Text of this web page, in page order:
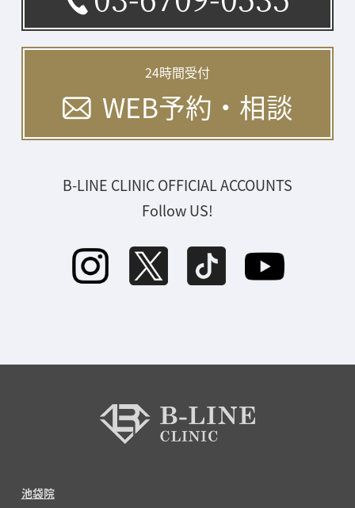
24時間受付
WEB予約・相談
B-LINE CLINIC OFFICIAL ACCOUNTS
Follow US!
池袋院